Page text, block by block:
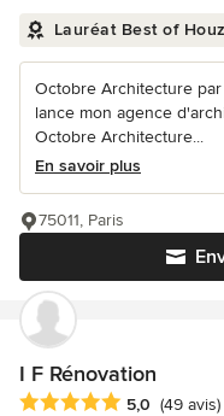
Lauréat Best of
Octobre Architecture
lance mon agence
Octobre Architecture...
En savoir plus
75011, Paris
I F Rénovation
Note moyenne : 5 étoiles
5,0 (49 avis)